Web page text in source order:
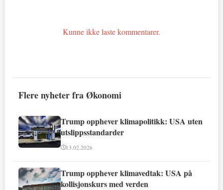
Kunne ikke laste kommentarer.
Flere nyheter fra Økonomi
Trump opphever klimapolitikk: USA uten
utslippsstandarder
13.02.2026
Trump opphever klimavedtak: USA på
kollisjonskurs med verden